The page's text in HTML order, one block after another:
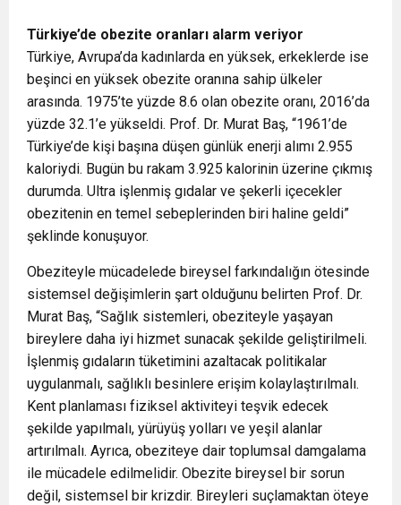
Türkiye’de obezite oranları alarm veriyor
Türkiye, Avrupa’da kadınlarda en yüksek, erkeklerde ise
beşinci en yüksek obezite oranına sahip ülkeler
arasında. 1975’te yüzde 8.6 olan obezite oranı, 2016’da
yüzde 32.1’e yükseldi. Prof. Dr. Murat Baş, “1961’de
Türkiye’de kişi başına düşen günlük enerji alımı 2.955
kaloriydi. Bugün bu rakam 3.925 kalorinin üzerine çıkmış
durumda. Ultra işlenmiş gıdalar ve şekerli içecekler
obezitenin en temel sebeplerinden biri haline geldi”
şeklinde konuşuyor.
Obeziteyle mücadelede bireysel farkındalığın ötesinde
sistemsel değişimlerin şart olduğunu belirten Prof. Dr.
Murat Baş, “Sağlık sistemleri, obeziteyle yaşayan
bireylere daha iyi hizmet sunacak şekilde geliştirilmeli.
İşlenmiş gıdaların tüketimini azaltacak politikalar
uygulanmalı, sağlıklı besinlere erişim kolaylaştırılmalı.
Kent planlaması fiziksel aktiviteyi teşvik edecek
şekilde yapılmalı, yürüyüş yolları ve yeşil alanlar
artırılmalı. Ayrıca, obeziteye dair toplumsal damgalama
ile mücadele edilmelidir. Obezite bireysel bir sorun
değil, sistemsel bir krizdir. Bireyleri suçlamaktan öteye